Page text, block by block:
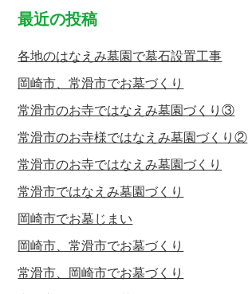
最近の投稿
各地のはなえみ墓園で墓石設置工事
岡崎市、常滑市でお墓づくり
常滑市のお寺ではなえみ墓園づくり③
常滑市のお寺様ではなえみ墓園づくり②
常滑市のお寺ではなえみ墓園づくり
常滑市ではなえみ墓園づくり
岡崎市でお墓じまい
岡崎市、常滑市でお墓づくり
常滑市、岡崎市でお墓づくり